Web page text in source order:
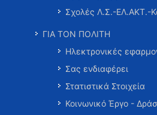
Σχολές Λ.Σ.-ΕΛ.ΑΚΤ.-
ΓΙΑ ΤΟΝ ΠΟΛΙΤΗ
Ηλεκτρονικές
Σας ενδιαφέρει
Στατιστικά Στοιχεία
Κοινωνικό Έργο -